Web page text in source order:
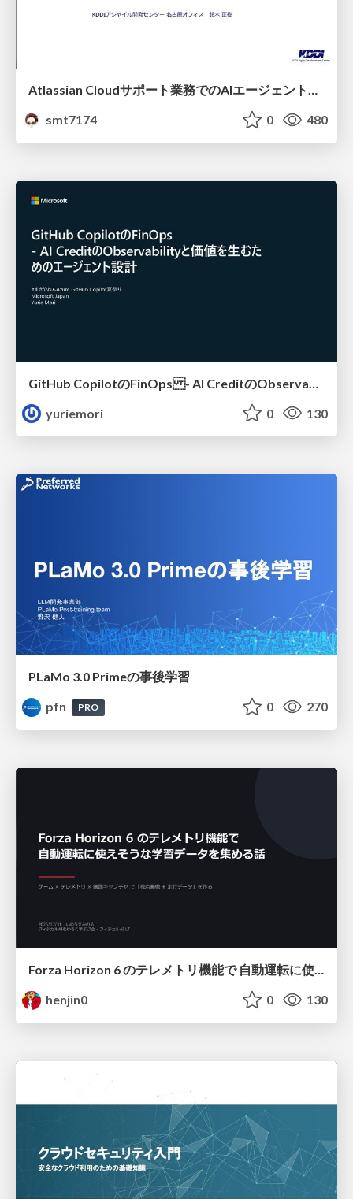
Atlassian Cloudサポート業務でのAIエージェント活用事例
smt7174
0 480
yuriemori
0 130
PLaMo 3.0 Primeの事後学習
pfn
PRO 0 270
Forza Horizon 6 のテレメトリ機能で 自動運転に使えそうな学習データを集める話
henjin0
0 130